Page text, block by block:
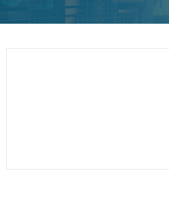
ЖИВОТ